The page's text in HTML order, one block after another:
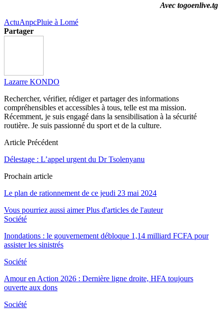
Avec togoenlive.tg
ActuAnpcPluie à Lomé
Partager
Lazarre KONDO
Rechercher, vérifier, rédiger et partager des informations
compréhensibles et accessibles à tous, telle est ma mission.
Récemment, je suis engagé dans la sensibilisation à la sécurité
routière. Je suis passionné du sport et de la culture.
Article Précédent
Délestage : L’appel urgent du Dr Tsolenyanu
Prochain article
Le plan de rationnement de ce jeudi 23 mai 2024
Vous pourriez aussi aimer Plus d'articles de l'auteur
Société
Inondations : le gouvernement débloque 1,14 milliard FCFA pour
assister les sinistrés
Société
Amour en Action 2026 : Dernière ligne droite, HFA toujours
ouverte aux dons
Société